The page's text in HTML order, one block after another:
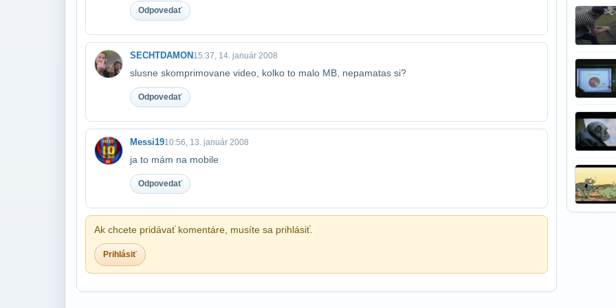
Odpovedať
SECHTDAMON 15:37, 14. január 2008
slusne skomprimovane video, kolko to malo MB, nepamatas si?
Odpovedať
Messi1910:56, 13. január 2008
ja to mám na mobile
Odpovedať
Ak chcete pridávať komentáre, musíte sa prihlásiť.
Prihlásiť